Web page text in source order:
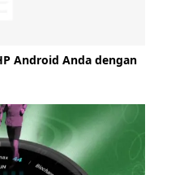
Android Anda dengan